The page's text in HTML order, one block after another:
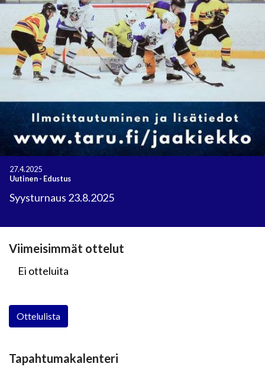
27.4.2025
Uutinen- Edustus
Syysturnaus 23.8.2025
Viimeisimmät ottelut
Ei otteluita
Ottelulista
Tapahtumakalenteri